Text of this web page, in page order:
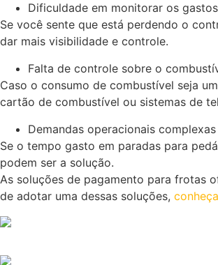
Dificuldade em monitorar os gastos
Se você sente que está perdendo o
dar mais visibilidade e controle.
Falta de controle sobre o
Caso o consumo de combustível seja
cartão de combustível ou sistemas de
Demandas operacionais complexas
Se o tempo gasto em paradas para
podem ser a solução.
As soluções de pagamento para frotas
de adotar uma dessas soluções,